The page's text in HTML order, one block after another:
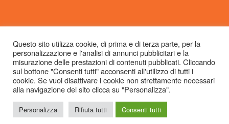
© Copyright 2026 Immaginaria International Film Festival - Un progetto di:
Associazione Culturale Visibilia APS – Sede legale: Studio Commercialista
Dott.ssa Michela Sabattini, via D’Azeglio 71, 40123 Bologna –
info@immaginariaff.it- Tutti i diritti riservati -Privacy Policy- Site Design:
Simple
Questo sito utilizza cookie, di prima e di terza parte, per la
personalizzazione e l'analisi di annunci pubblicitari e la
misurazione delle prestazioni di contenuti pubblicati. Cliccando
sul bottone "Consenti tutti" acconsenti all'utilizzo di tutti i
cookie. Se vuoi disattivare i cookie non strettamente necessari
alla navigazione del sito clicca su "Personalizza".
Personalizza Rifiuta tutti Consenti tutti